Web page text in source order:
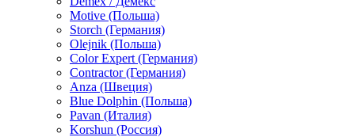
для кровли
для каминов
полиуретановые
Декоративные штукатурки и краски
краски для декора, патина
мокрый шелк
венецианские (эффект мрамора)
песок (эффект песчаных вихрей)
декоративная шпаклевка
Motive (Польша)
Storch (Германия)
Olejnik (Польша)
Color Expert (Германия)
Contractor (Германия)
Anza (Швеция)
Blue Dolphin (Польша)
Pavan (Италия)
Korshun (Россия)